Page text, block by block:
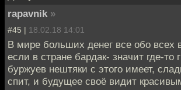
rapavnik »
#45 | 18.02.18 14:01
В мире больших денег все обо всех
если в стране бардак- значит где-то
буржуев нештяки с этого имеет,
спит, и будущее своё видит